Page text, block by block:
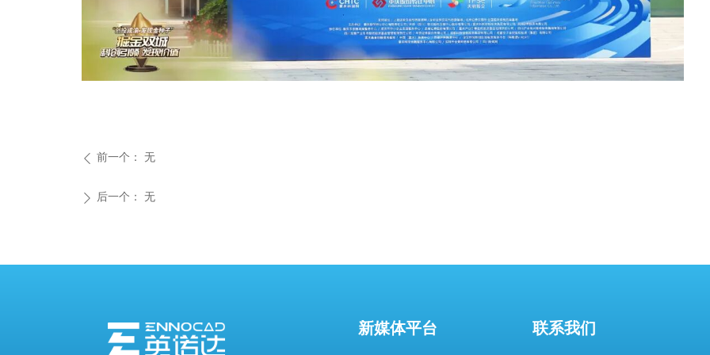
ꄴ 前一个： 无
ꄲ 后一个： 无
新媒体平台 联系我们